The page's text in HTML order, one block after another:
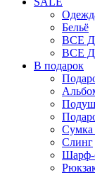
Бельё
ВСЕ
ВСЕ
В подарок
Сумка
Слинг
Шарф-